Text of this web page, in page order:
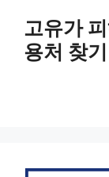
고유가
용처 찾기